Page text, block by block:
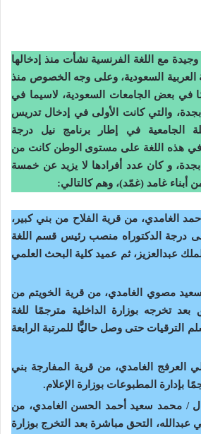
وجيدة مع اللغة الفرنسية نشأت منذ إدخالها
العربية السعودية، وعلى وجه الخصوص منذ
في بعض الجامعات السعودية، لاسيما في
بجدة، والتي كانت الأولى في إدخال تدريس
الجامعية في إطار برنامج نيل درجة
هذه اللغة على مستوى الوطن كانت من
بجدة، و كان عدد أفرادها لا يزيد عن خمسة
أبناء غامد (غمّد)، وهم كالتالي:
أحمد الغامدي، من قرية الفلاح من بني كبير،
درجة الدكتوراه منصب رئيس قسم اللغة
عبدالعزيز، ثم عميد كلية البحث العلمي
سعيد مصوي الغامدي، من قرية الخويتم من
بعد تخرجه بوزارة الداخلية مترجمًا للغة
الترقيات حتى وصل حاليًّا للمرتبة الرابعة
العرفج الغامدي، من قرية المفارجة بني
بإدارة المطبوعات بوزارة الإعلام.
/ محمد سعيد أحمد الحسن الغامدي، من
عبدالله، التحق مباشرة بعد التخرج بوزارة